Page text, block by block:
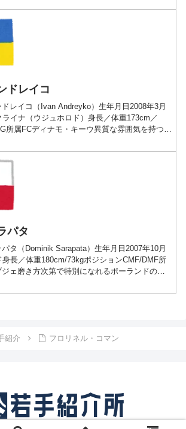
ドレイコ
レイコ（Ivan Andreyko）生年月日2008年3月
イナ（ウジュホロド）身長／体重173cm／
所属FCディナモ・キーウ異質な雰囲気を持つウ
パタ
タ（Dominik Sarapata）生年月日2007年10月
長／体重180cm/73kgポジションCMF/DMF所
ェ磨き方次第で特別になれるポーランドの原
紹介 フロリネル・コマン